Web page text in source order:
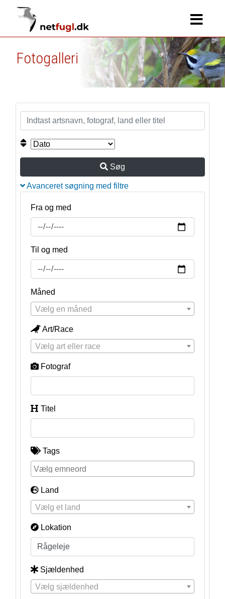
Fotogalleri
Søg
Avanceret søgning med filtre
Fra og med
Til og med
Måned
Vælg en måned
Art/Race
Vælg art eller race
Fotograf
Titel
Tags
Land
Vælg et land
Lokation
Sjældenhed
Vælg sjældenhed